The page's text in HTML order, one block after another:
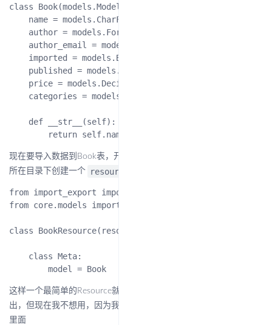
class Book(models.Model):
name = models.CharField('Book name',
author = models.ForeignKey(Author, blank=True,
author_email = models.EmailField('Author email',
    imported = models.BooleanField(default=False)
published = models.DateField('Published',
price = models.DecimalField(max_digits=10,
categories = models.ManyToManyField(Category,
    def __str__(self):
现在要导入数据到Book表，开始编写我们的Resource，我是在app
所在目录下创建一个
resource.py
from import_export import resources
from core.models import Book
class BookResource(resources.ModelResource):
    class Meta:
这样一个最简单的Resource就定义好了，可以使用代码进行数据导
出，但现在我不想用，因为我要把导出功能放在DjangoAdmin后台
里面